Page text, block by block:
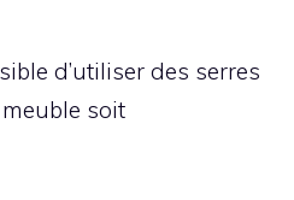
d’utiliser des serres
soit